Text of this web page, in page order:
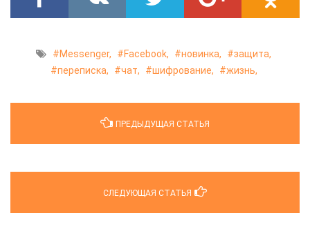
Messenger, Facebook, новинка,
защита,
переписка,
чат, шифрование, жизнь,
ПРЕДЫДУЩАЯ СТАТЬЯ
СЛЕДУЮЩАЯ СТАТЬЯ